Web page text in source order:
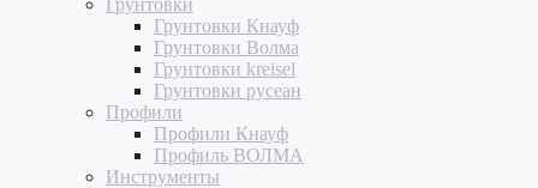
Грунтовки
Грунтовки Кнауф
Грунтовки Волма
Грунтовки kreisel
Грунтовки русеан
Профили
Профили Кнауф
Профиль ВОЛМА
Инструменты